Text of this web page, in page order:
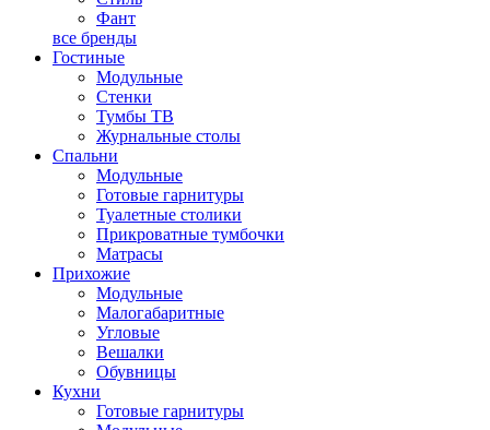
Фант
все бренды
Гостиные
Модульные
Стенки
Тумбы ТВ
Журнальные столы
Спальни
Модульные
Готовые гарнитуры
Туалетные столики
Прикроватные тумбочки
Матрасы
Прихожие
Модульные
Малогабаритные
Угловые
Вешалки
Обувницы
Кухни
Готовые гарнитуры